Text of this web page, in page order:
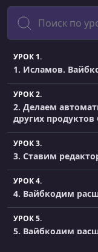
Поиск
УРОК 1.
1. Исламов.
УРОК 2.
2. Делаем
других продуктов
УРОК 3.
3. Ставим
УРОК 4.
4. Вайбкодим
УРОК 5.
5. Вайбкодим